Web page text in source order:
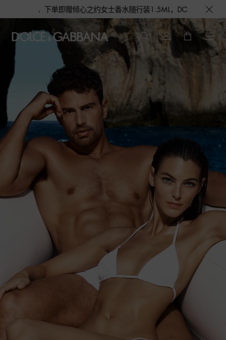
即赠倾心之约女士香水随行装1.5ML，DOLCE&GABBANA 期待与